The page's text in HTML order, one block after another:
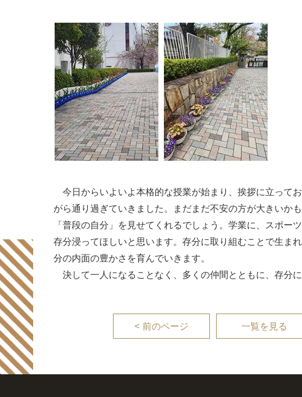
今日からいよいよ本格的な授業が始まり、挨拶に立って
がら通り過ぎていきました。まだまだ不安の方が大きいか
「普段の自分」を見せてくれるでしょう。学業に、スポー
存分浸ってほしいと思います。存分に取り組むことで生ま
分の内面の豊かさを育んでいきます。
決して一人になることなく、多くの仲間とともに、存分
< 前のページ 一覧を見る